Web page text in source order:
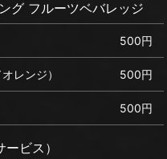
グ フルーツベバレッジ
500円
レンジ） 500円
500円
ビス）